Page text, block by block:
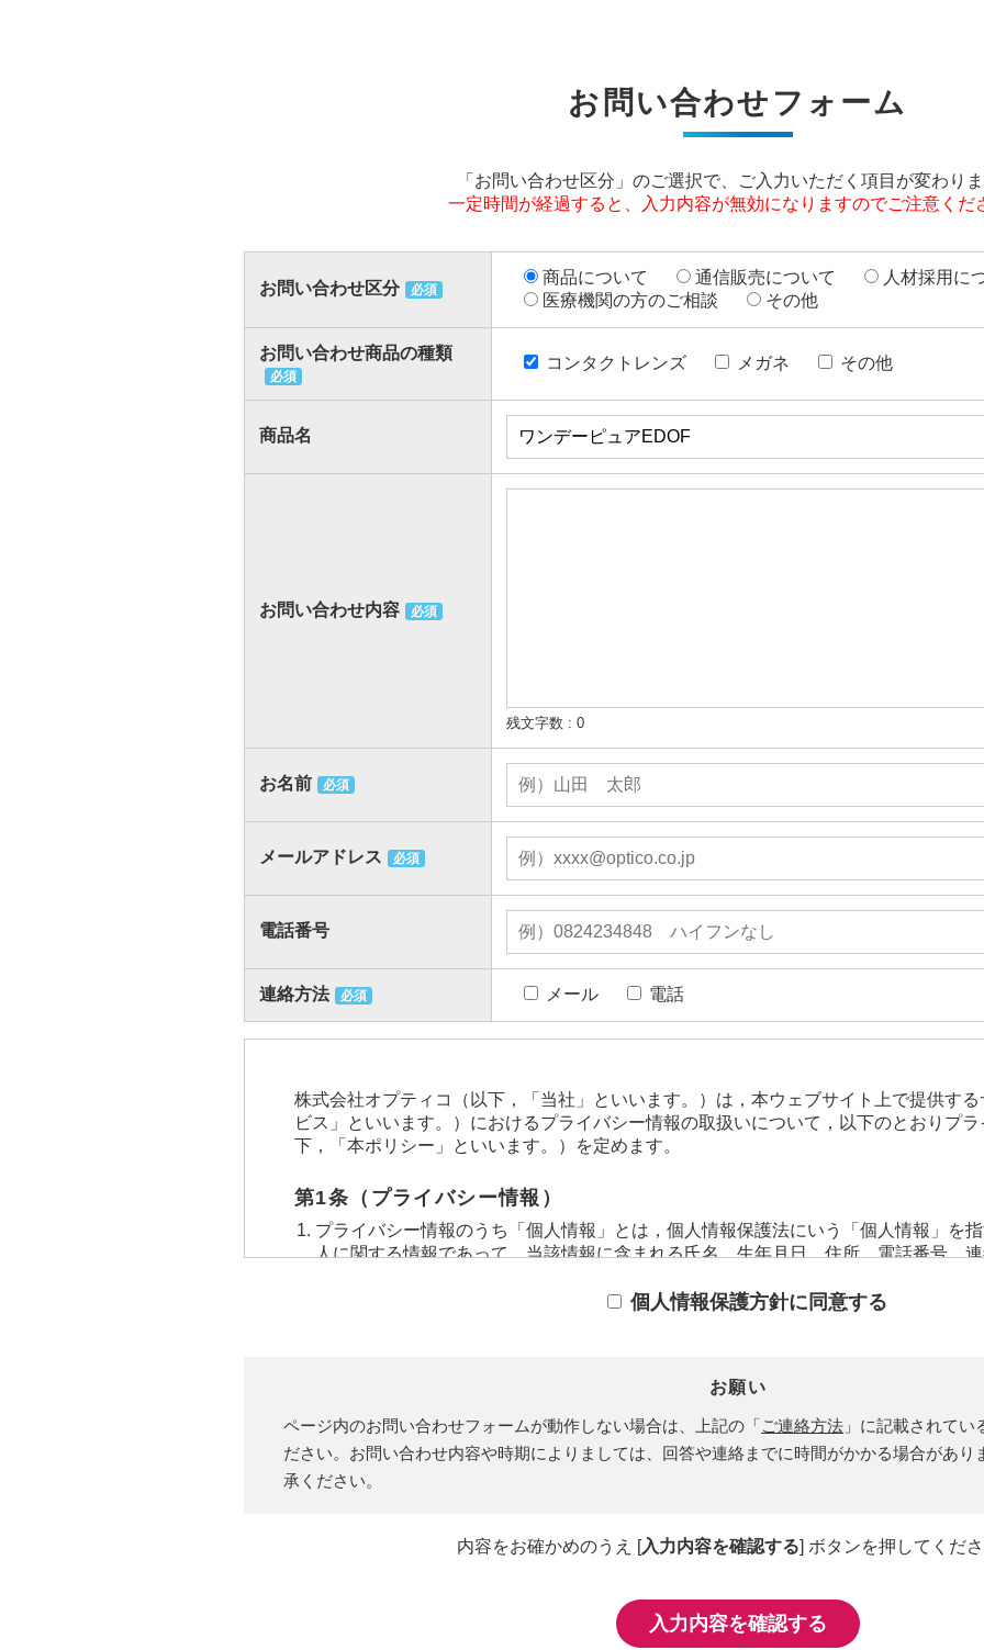
お問い合わせフォーム
「お問い合わせ区分」のご選択で、ご入力いただく項目が変わりま
一定時間が経過すると、入力内容が無効になりますのでご注意くだ
お問い合わせ区分 必須
商品について 通信販売について
人材採用に
医療機関の方のご相談
その他
お問い合わせ商品の種類
必須
コンタクトレンズ メガネ その他
商品名
お問い合わせ内容 必須
残文字数 : 0
お名前 必須
メールアドレス 必須
電話番号
連絡方法 必須 メール 電話
株式会社オプティコ（以下，「当社」といいます。）は，本ウェブサイト上で提供す
ビス」といいます。）におけるプライバシー情報の取扱いについて，以下のとおりプ
下，「本ポリシー」といいます。）を定めます。
第1条（プライバシー情報）
プライバシー情報のうち「個人情報」とは，個人情報保護法にいう「個人情報」を
人に関する情報であって，当該情報に含まれる氏名，生年月日，住所，電話番号，
プライバシー情報のうち「履歴情報および特性情報」とは，上記に定める「個人情
第２条（プライバシー情報の収集方法）
当社は，ユーザーが利用登録をする際に氏名，生年月日，住所，電話番号，メール
クレジットカード番号，運転免許証番号などの個人情報をお尋ねすることがあります
当社は，ユーザーについて，利用したサービスやソフトウエア，購入した商品，閲
体識別情報などの履歴情報および特性情報を，ユーザーが当社や提携先のサービス
個人情報保護方針に同意する
お願い
ページ内のお問い合わせフォームが動作しない場合は、上記の「ご連絡方法 」に記載されてい
ださい。お問い合わせ内容や時期によりましては、回答や連絡までに時間がかかる場合があり
承ください。
内容をお確かめのうえ [入力内容を確認する] ボタンを押してくださ